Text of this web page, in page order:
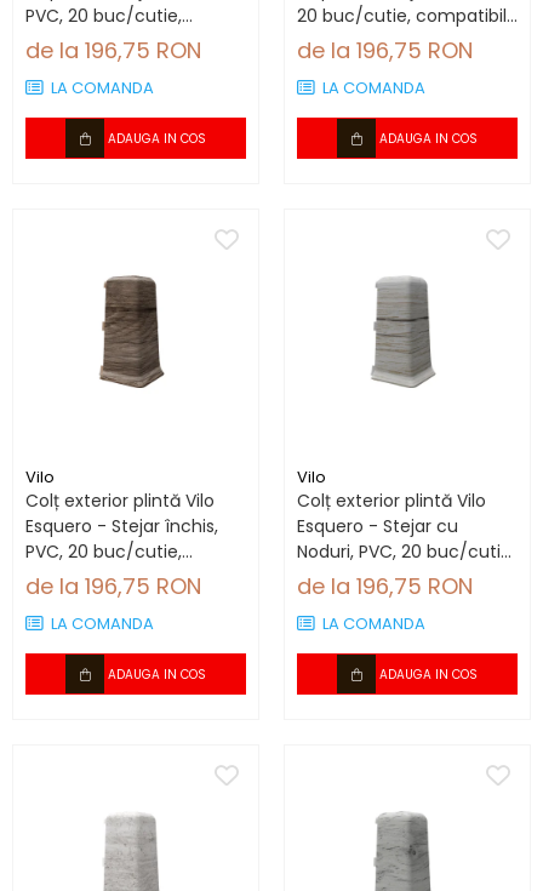
PVC, 20 buc/cutie,
compatibil plintă 66.6
de la 196,75 RON
LA COMANDA
ADAUGA IN COS
20 buc/cutie, compatibil
plintă 66.6 mm
de la 196,75 RON
LA COMANDA
ADAUGA IN COS
Vilo
Colț exterior plintă Vilo
Esquero - Stejar închis,
PVC, 20 buc/cutie,
compatibil plintă 66.6
de la 196,75 RON
LA COMANDA
ADAUGA IN COS
Vilo
Colț exterior plintă Vilo
Esquero - Stejar cu
Noduri, PVC, 20 buc/cutie,
compatibil plintă 66.6
de la 196,75 RON
LA COMANDA
ADAUGA IN COS